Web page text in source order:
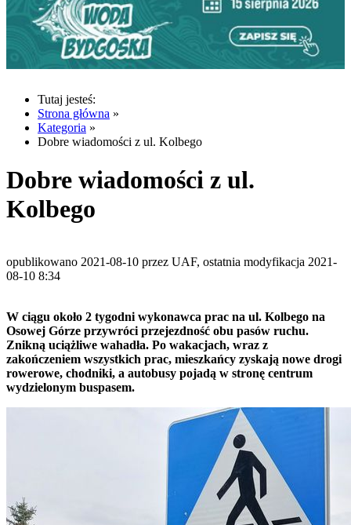
Tutaj jesteś:
Strona główna »
Kategoria »
Dobre wiadomości z ul. Kolbego
Dobre wiadomości z ul.
Kolbego
opublikowano 2021-08-10 przez UAF, ostatnia modyfikacja 2021-
08-10 8:34
W ciągu około 2 tygodni wykonawca prac na ul. Kolbego na
Osowej Górze przywróci przejezdność obu pasów ruchu.
Znikną uciążliwe wahadła. Po wakacjach, wraz z
zakończeniem wszystkich prac, mieszkańcy zyskają nowe drogi
rowerowe, chodniki, a autobusy pojadą w stronę centrum
wydzielonym buspasem.